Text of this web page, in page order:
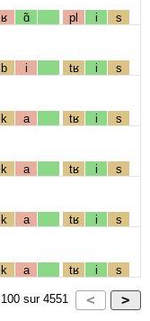
ʁ ɑ̃ pl i s
b i tʁ i s
k a tʁ i s
k a tʁ i s
k a tʁ i s
k a tʁ i s
100 sur 4551